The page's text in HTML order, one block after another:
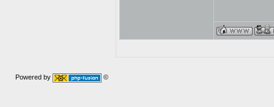
Powered by ©